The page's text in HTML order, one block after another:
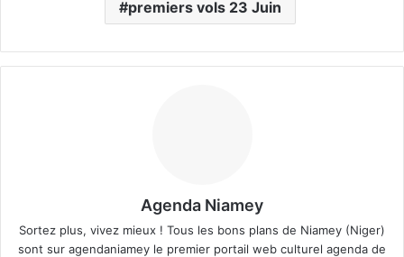
premiers vols 23 Juin
Agenda Niamey
Sortez plus, vivez mieux ! Tous les bons plans de Niamey (Niger)
sont sur agendaniamey le premier portail web culturel agenda de